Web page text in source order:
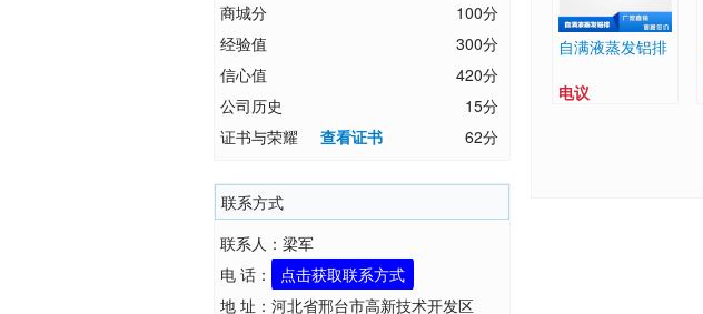
100分
商城分
300分
经验值
420分
信心值
15分
公司历史
62分
证书与荣耀 查看证书
联系方式
联系人：梁军
电 话：
点击获取联系方式
地 址：河北省邢台市高新技术开发区
自满液蒸发铝排
电议